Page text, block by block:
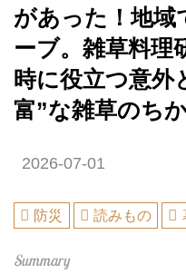
があった！地域
ーブ。雑草料理
時に役立つ意外
富”な雑草のち
2026-07-01
防災 読みもの